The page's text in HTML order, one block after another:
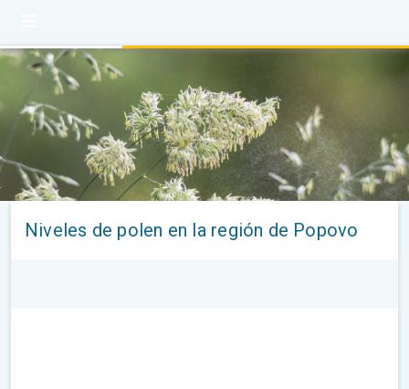
Niveles de polen en la región de Popovo